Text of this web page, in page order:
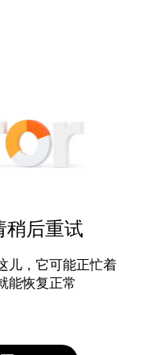
稍后重试
儿，它可能正忙着
能恢复正常